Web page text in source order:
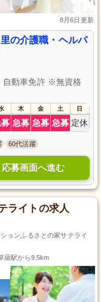
8月6日更新
の介護職・ヘルパ
自動車免許 ※無資格
木 金 土 日
急募 急募 急募 定休
60代活躍
応募画面へ進む
ライトの求人
ョンふるさとの家サテライ
薙駅から9.5km